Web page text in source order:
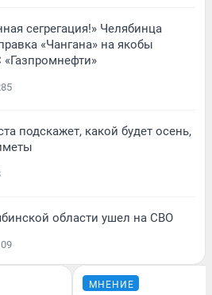
сегрегация!» Челябинца
«Чангана» на якобы
подскажет, какой будет осень,
области ушел на СВО
МНЕНИЕ